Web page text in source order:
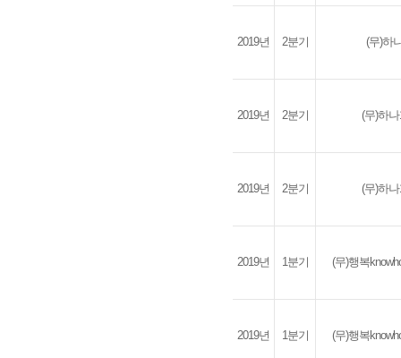
2019년 2분기 (무)하
2019년 2분기 (무)하
2019년 2분기 (무)하
2019년 1분기 (무)행복
2019년 1분기 (무)행복